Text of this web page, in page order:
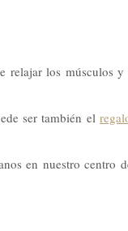
relajar los músculos
ser también el
en nuestro centro